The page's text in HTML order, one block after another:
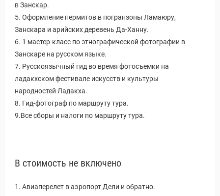
в Занскар.
5. Оформление пермитов в погранзоны Ламаюру,
Занскара и арийских деревень Да-Ханну.
6. 1 мастер-класс по этнографической фотографии в
Занскаре на русском языке.
7. Русскоязычный гид во время фотосъемки на
ладакхском фестивале искусств и культуры
народностей Ладакха.
8. Гид-фотограф по маршруту тура.
9.Все сборы и налоги по маршруту тура.
В стоимость не включено
1. Авиаперелет в аэропорт Дели и обратно.